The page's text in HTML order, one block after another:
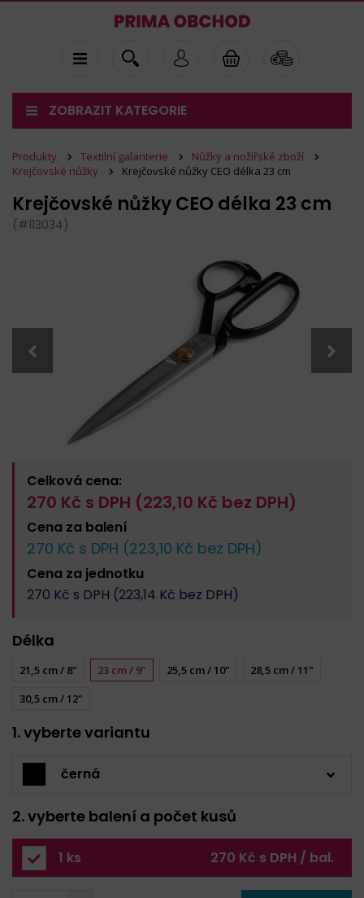
ZOBRAZIT KATEGORIE
Produkty Textilní galanterie
Nůžky a nožířské zboží
Krejčovské nůžky
Krejčovské nůžky CEO délka 23 cm
Krejčovské nůžky CEO délka 23 cm
(#113034)
Celková cena:
270 Kč s DPH (223,10 Kč bez DPH)
Cena za balení
270 Kč s DPH (223,10 Kč bez DPH)
Cena za jednotku
270 Kč s DPH (223,14 Kč bez DPH)
Délka
21,5 cm / 8" 23 cm / 9" 25,5 cm / 10"
28,5 cm / 11"
30,5 cm / 12"
1. vyberte variantu
černá
2. vyberte balení a počet kusů
1 ks 270 Kč s DPH / bal.